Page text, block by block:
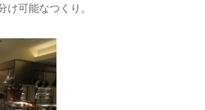
け可能なつくり。